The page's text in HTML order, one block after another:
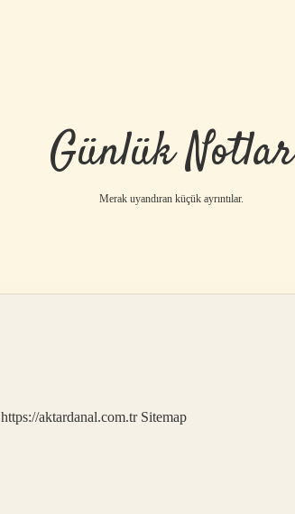
Günlük Notlar
Merak uyandıran küçük ayrıntılar.
https://aktardanal.com.tr Sitemap